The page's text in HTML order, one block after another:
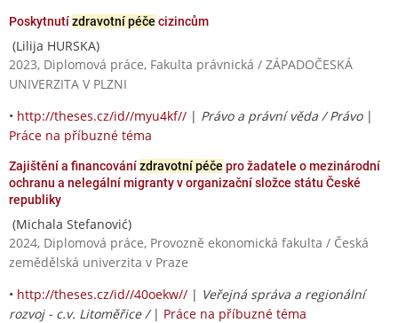
Poskytnutízdravotní péče cizincům
(Lilija HURSKA)
2023, Diplomová práce, Fakulta právnická / ZÁPADOČESKÁ
UNIVERZITA V PLZNI
• http://theses.cz/id//myu4kf// | Právo a právní věda / Právo|
Práce na příbuzné téma
Zajištění a financovánízdravotní péče pro žadatele o mezinárodní
ochranu a nelegální migranty v organizační složce státu České
republiky
(Michala Stefanović)
2024, Diplomová práce, Provozně ekonomická fakulta / Česká
zemědělská univerzita v Praze
• http://theses.cz/id//40oekw// | Veřejná správa a regionální
rozvoj - c.v. Litoměřice / | Práce na příbuzné téma